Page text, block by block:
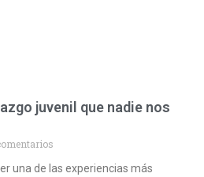
juvenil que nadie nos
una de las experiencias más